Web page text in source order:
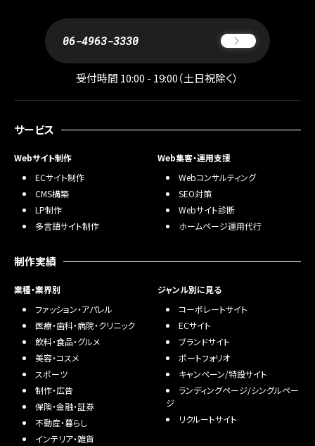
06-4963-3330
受付時間 10:00 - 19:00（土日祝除く）
サービス
Webサイト制作
ECサイト制作
CMS構築
LP制作
多言語サイト制作
Web集客・運用支援
Webコンサルティング
SEO対策
Webサイト診断
ホームページ運用代行
制作実績
業種・業界別
ファッション・アパレル
医療・歯科・病院・クリニック
飲料・食品・グルメ
美容・コスメ
スポーツ
制作・広告
保険・金融・証券
不動産・暮らし
インテリア・雑貨
ジャンル別に見る
コーポレートサイト
ECサイト
ブランドサイト
ポートフォリオ
キャンペーン/特設サイト
ランディングページ/シングルペー
ジ
リクルートサイト